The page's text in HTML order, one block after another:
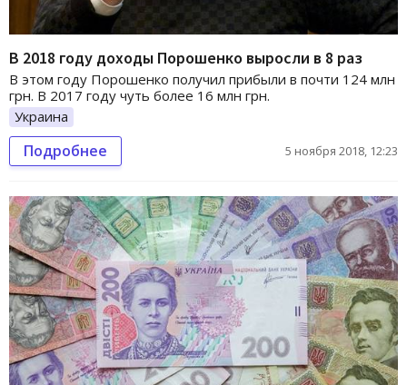
В 2018 году доходы Порошенко выросли в 8 раз
В этом году Порошенко получил прибыли в почти 124 млн
грн. В 2017 году чуть более 16 млн грн.
Украина
Подробнее 5 ноября 2018, 12:23